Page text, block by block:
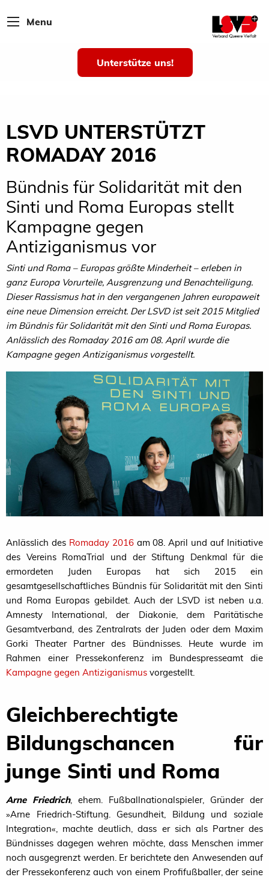
Menu
Unterstütze uns!
LSVD UNTERSTÜTZT
ROMADAY 2016
Bündnis für Solidarität mit den
Sinti und Roma Europas stellt
Kampagne gegen
Antiziganismus vor
Sinti und Roma – Europas größte Minderheit – erleben in
ganz Europa Vorurteile, Ausgrenzung und Benachteiligung.
Dieser Rassismus hat in den vergangenen Jahren europaweit
eine neue Dimension erreicht. Der LSVD ist seit 2015 Mitglied
im Bündnis für Solidarität mit den Sinti und Roma Europas.
Anlässlich des Romaday 2016 am 08. April wurde die
Kampagne gegen Antiziganismus vorgestellt.
Anlässlich des Romaday 2016am 08. April und auf Initiative
des Vereins RomaTrial und der Stiftung Denkmal für die
ermordeten Juden Europas hat sich 2015 ein
gesamtgesellschaftliches Bündnis für Solidarität mit den Sinti
und Roma Europas gebildet. Auch der LSVD ist neben u.a.
Amnesty International, der Diakonie, dem Paritätische
Gesamtverband, des Zentralrats der Juden oder dem Maxim
Gorki Theater Partner des Bündnisses. Heute wurde im
Rahmen einer Pressekonferenz im Bundespresseamt die
Kampagne gegen Antiziganismus vorgestellt.
Gleichberechtigte
Bildungschancen für
junge Sinti und Roma
Arne Friedrich, ehem. Fußballnationalspieler, Gründer der
»Arne Friedrich-Stiftung. Gesundheit, Bildung und soziale
Integration«, machte deutlich, dass er sich als Partner des
Bündnisses dagegen wehren möchte, dass Menschen immer
noch ausgegrenzt werden. Er berichtete den Anwesenden auf
der Pressekonferenz auch von einem Profifußballer, der seine